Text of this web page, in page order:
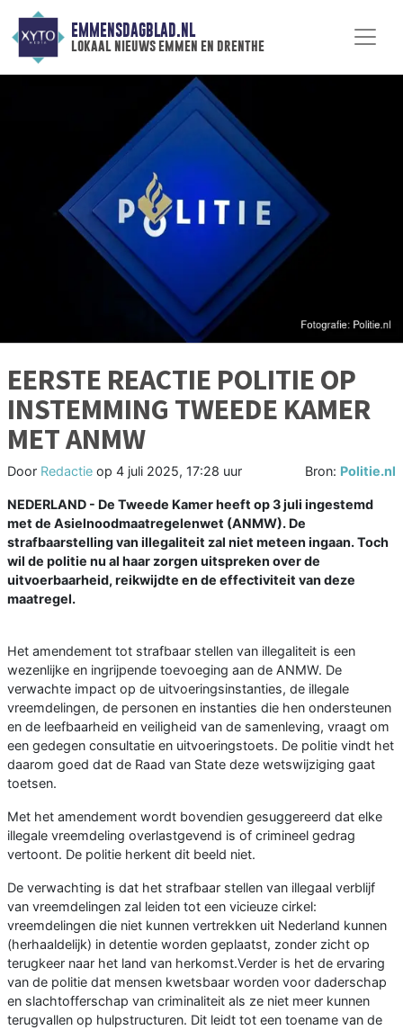
EMMENSDAGBLAD.NL
lokaal nieuws emmen en drenthe
EERSTE REACTIE POLITIE OP
INSTEMMING TWEEDE KAMER
MET ANMW
Door Redactie op 4 juli 2025, 17:28 uur Bron: Politie.nl
NEDERLAND - De Tweede Kamer heeft op 3 juli ingestemd
met de Asielnoodmaatregelenwet (ANMW). De
strafbaarstelling van illegaliteit zal niet meteen ingaan. Toch
wil de politie nu al haar zorgen uitspreken over de
uitvoerbaarheid, reikwijdte en de effectiviteit van deze
maatregel.
Het amendement tot strafbaar stellen van illegaliteit is een
wezenlijke en ingrijpende toevoeging aan de ANMW. De
verwachte impact op de uitvoeringsinstanties, de illegale
vreemdelingen, de personen en instanties die hen ondersteunen
en de leefbaarheid en veiligheid van de samenleving, vraagt om
een gedegen consultatie en uitvoeringstoets. De politie vindt het
daarom goed dat de Raad van State deze wetswijziging gaat
toetsen.
Met het amendement wordt bovendien gesuggereerd dat elke
illegale vreemdeling overlastgevend is of crimineel gedrag
vertoont. De politie herkent dit beeld niet.
De verwachting is dat het strafbaar stellen van illegaal verblijf
van vreemdelingen zal leiden tot een vicieuze cirkel:
vreemdelingen die niet kunnen vertrekken uit Nederland kunnen
(herhaaldelijk) in detentie worden geplaatst, zonder zicht op
terugkeer naar het land van herkomst.Verder is het de ervaring
van de politie dat mensen kwetsbaar worden voor daderschap
en slachtofferschap van criminaliteit als ze niet meer kunnen
terugvallen op hulpstructuren. Dit leidt tot een toename van de